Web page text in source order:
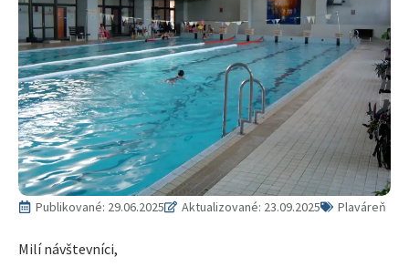
Publikované: 29.06.2025 Aktualizované: 23.09.2025 Plaváreň
Milí návštevníci,